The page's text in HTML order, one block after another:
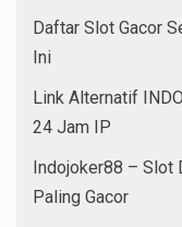
Daftar Slot Gacor
Ini
Link Alternatif
24 Jam IP
Indojoker88 – Slot
Paling Gacor